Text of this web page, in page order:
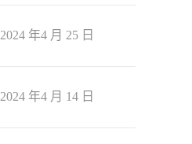
2024 年4 月 25 日
2024 年4 月 14 日